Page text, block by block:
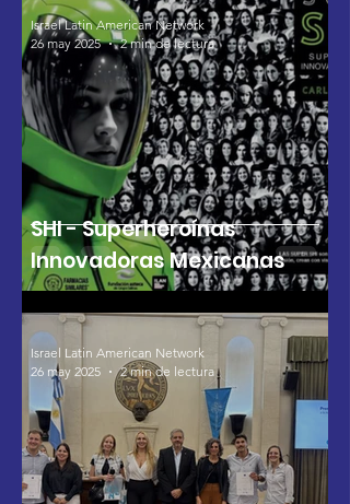
SHI - Superheroínas
Innovadoras Mexicanas
Israel Latin American Network
26 may 2025
2 min de lectura
Israel Latin American Network
26 may 2025
2 min de lectura